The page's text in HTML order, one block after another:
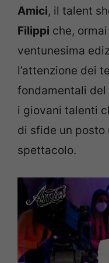
Amici, il talent
Filippi che,
ventunesima
l’attenzione dei
fondamentali
i giovani talenti
di sfide un posto
spettacolo.